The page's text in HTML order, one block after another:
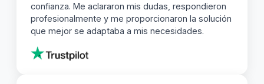
confianza. Me aclararon mis dudas, respondieron
profesionalmente y me proporcionaron la solución
que mejor se adaptaba a mis necesidades.